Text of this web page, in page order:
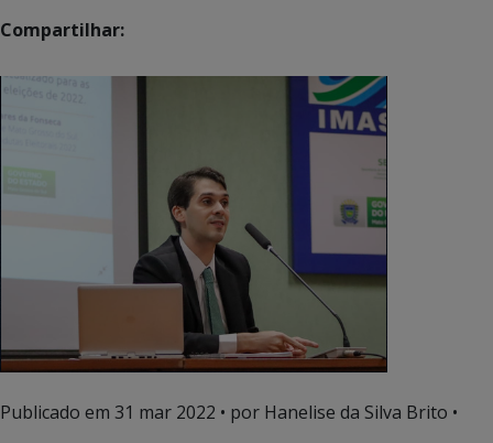
Compartilhar:
Publicado em 31 mar 2022 • por Hanelise da Silva Brito •